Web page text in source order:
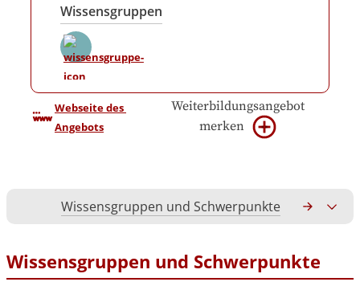
Wissensgruppen
Webseite des
Angebots
Weiterbildungsangebot
merken
Wissensgruppen und Schwerpunkte
Wissensgruppen und Schwerpunkte